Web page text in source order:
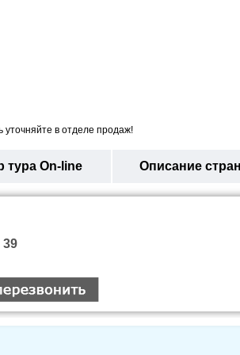
уточняйте в отделе продаж!
тура On-line Описание
39